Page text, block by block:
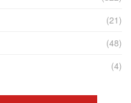
(21)
(48)
(4)